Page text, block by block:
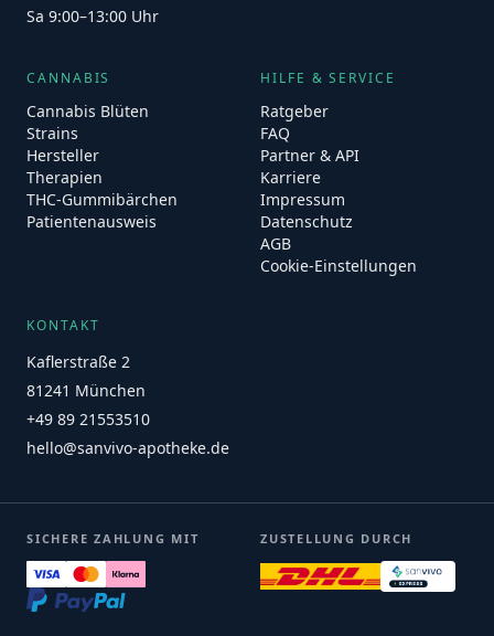
Sa 9:00–13:00 Uhr
CANNABIS
Cannabis Blüten
Strains
Hersteller
Therapien
THC-Gummibärchen
Patientenausweis
HILFE & SERVICE
Ratgeber
FAQ
Partner & API
Karriere
Impressum
Datenschutz
AGB
Cookie-Einstellungen
KONTAKT
Kaflerstraße 2
81241 München
+49 89 21553510
hello@sanvivo-apotheke.de
SICHERE ZAHLUNG MIT ZUSTELLUNG DURCH